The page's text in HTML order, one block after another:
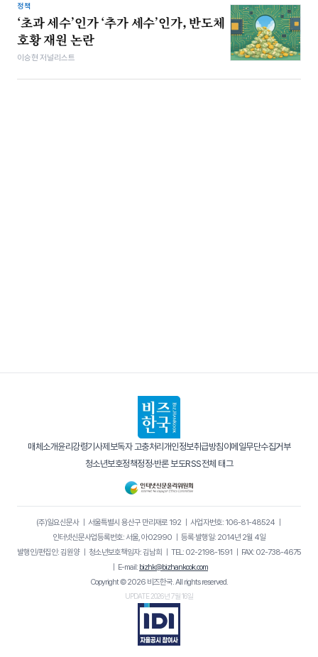
정책
‘초과 세수’인가 ‘추가 세수’인가, 반도체
호황 재원 논란
이승현 저널리스트
매체소개윤리강령기사제보독자 고충처리 개인정보취급방침이메일무단수집거부
청소년보호정책정정·반론 보도RSS전체 태그
(주)일요신문사｜ 서울특별시 용산구 만리재로 192｜ 사업자번호: 106-81-48524｜
인터넷신문사업등록번호: 서울, 아02990
등록·발행일: 2014년 2월 4일
발행인/편집인: 김원양｜ 청소년보호책임자: 김남희 TEL: 02-2198-1591
FAX: 02-738-4675
E-mail: bizhk@bizhankook.com
Copyright © 2026 비즈한국. All rights reserved.
UPDATE 2026년 7월 16일